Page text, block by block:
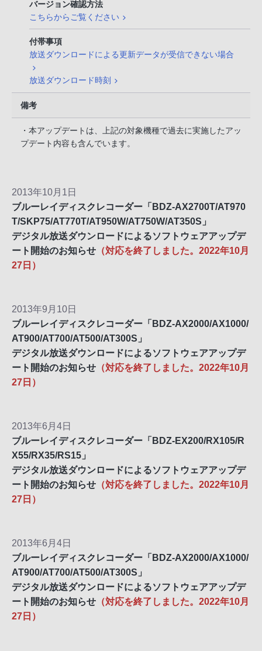
バージョン確認方法
こちらからご覧ください
付帯事項
放送ダウンロードによる更新データが受信できない場合
放送ダウンロード時刻
備考
・本アップデートは、上記の対象機種で過去に実施したアッ
プデート内容も含んでいます。
2013年10月1日
ブルーレイディスクレコーダー「BDZ-AX2700T/AT970
T/SKP75/AT770T/AT950W/AT750W/AT350S」
デジタル放送ダウンロードによるソフトウェアアップデ
ート開始のお知らせ （対応を終了しました。2022年10月
27日）
2013年9月10日
ブルーレイディスクレコーダー「BDZ-AX2000/AX1000/
AT900/AT700/AT500/AT300S」
デジタル放送ダウンロードによるソフトウェアアップデ
ート開始のお知らせ （対応を終了しました。2022年10月
27日）
2013年6月4日
ブルーレイディスクレコーダー「BDZ-EX200/RX105/R
X55/RX35/RS15」
デジタル放送ダウンロードによるソフトウェアアップデ
ート開始のお知らせ （対応を終了しました。2022年10月
27日）
2013年6月4日
ブルーレイディスクレコーダー「BDZ-AX2000/AX1000/
AT900/AT700/AT500/AT300S」
デジタル放送ダウンロードによるソフトウェアアップデ
ート開始のお知らせ （対応を終了しました。2022年10月
27日）